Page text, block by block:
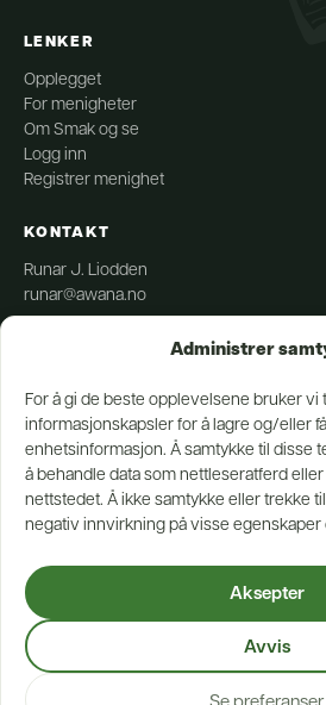
Administrer
For å gi de beste opplevelsene bruker vi
informasjonskapsler for å lagre og/eller
enhetsinformasjon. Å samtykke til disse
å behandle data som nettleseratferd
nettstedet. Å ikke samtykke eller trekke
negativ innvirkning på visse egenskaper
Aksepter
Avvis
Se preferanser
LENKER
Opplegget
For menigheter
Om Smak og se
Logg inn
Registrer menighet
KONTAKT
Runar J. Liodden
runar@awana.no
Cookie-erklæring
Vilkår
Tilgjengelighetserklæring
Endre samtykke